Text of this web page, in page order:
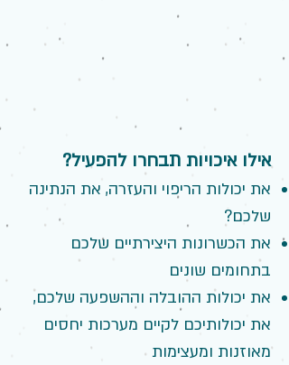
אילו איכויות תבחרו להפעיל?
את יכולות הריפוי והעזרה, את הנתינה
שלכם?
את הכשרונות היצירתיים שלכם
בתחומים שונים
את יכולות ההובלה וההשפעה שלכם,
את יכולותיכם לקיים מערכות יחסים
מאוזנות ומעצימות